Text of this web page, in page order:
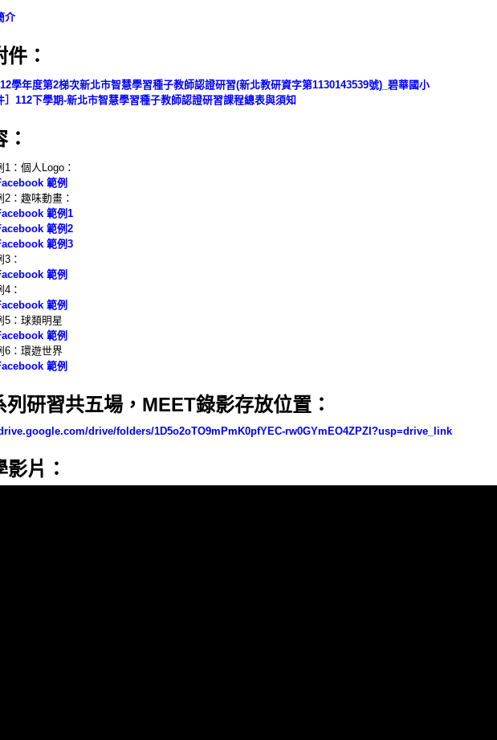
介
：
學年度第2梯次新北市智慧學習種子教師認證研習(新北教研資字第1130143539號)_碧華國小
］112下學期-新北市智慧學習種子教師認證研習課程總表與須知
1：個人Logo：
範例
2：趣味動畫：
範例1
範例2
範例3
：
範例
：
範例
5：球類明星
範例
6：環遊世界
範例
列研習共五場，MEET錄影存放位置：
drive/folders/1D5o2oTO9mPmK0pfYEC-rw0GYmEO4ZPZI?usp=drive_link
片：